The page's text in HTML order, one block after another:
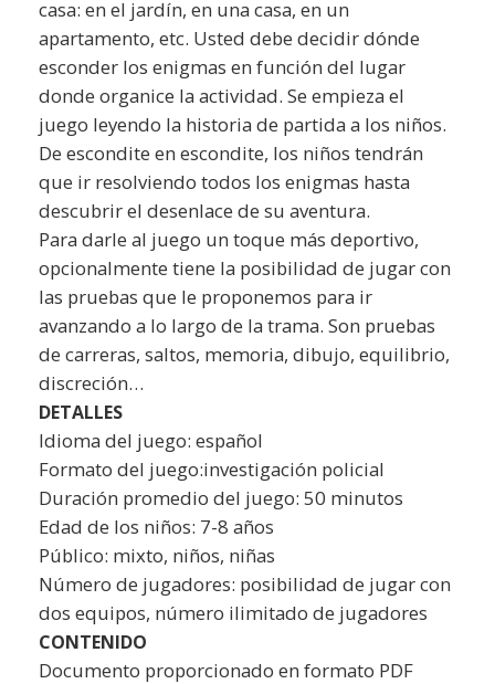
casa: en el jardín, en una casa, en un
apartamento, etc. Usted debe decidir dónde
esconder los enigmas en función del lugar
donde organice la actividad. Se empieza el
juego leyendo la historia de partida a los niños.
De escondite en escondite, los niños tendrán
que ir resolviendo todos los enigmas hasta
descubrir el desenlace de su aventura.
Para darle al juego un toque más deportivo,
opcionalmente tiene la posibilidad de jugar con
las pruebas que le proponemos para ir
avanzando a lo largo de la trama. Son pruebas
de carreras, saltos, memoria, dibujo, equilibrio,
discreción…
DETALLES
Idioma del juego: español
Formato del juego:investigación policial
Duración promedio del juego: 50 minutos
Edad de los niños: 7-8 años
Público: mixto, niños, niñas
Número de jugadores: posibilidad de jugar con
dos equipos, número ilimitado de jugadores
CONTENIDO
Documento proporcionado en formato PDF